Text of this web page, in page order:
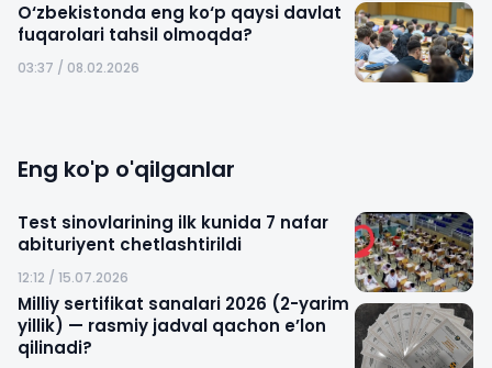
O‘zbekistonda eng ko‘p qaysi davlat
fuqarolari tahsil olmoqda?
03:37 / 08.02.2026
Eng ko'p o'qilganlar
Test sinovlarining ilk kunida 7 nafar
abituriyent chetlashtirildi
12:12 / 15.07.2026
Milliy sertifikat sanalari 2026 (2-yarim
yillik) — rasmiy jadval qachon e’lon
qilinadi?